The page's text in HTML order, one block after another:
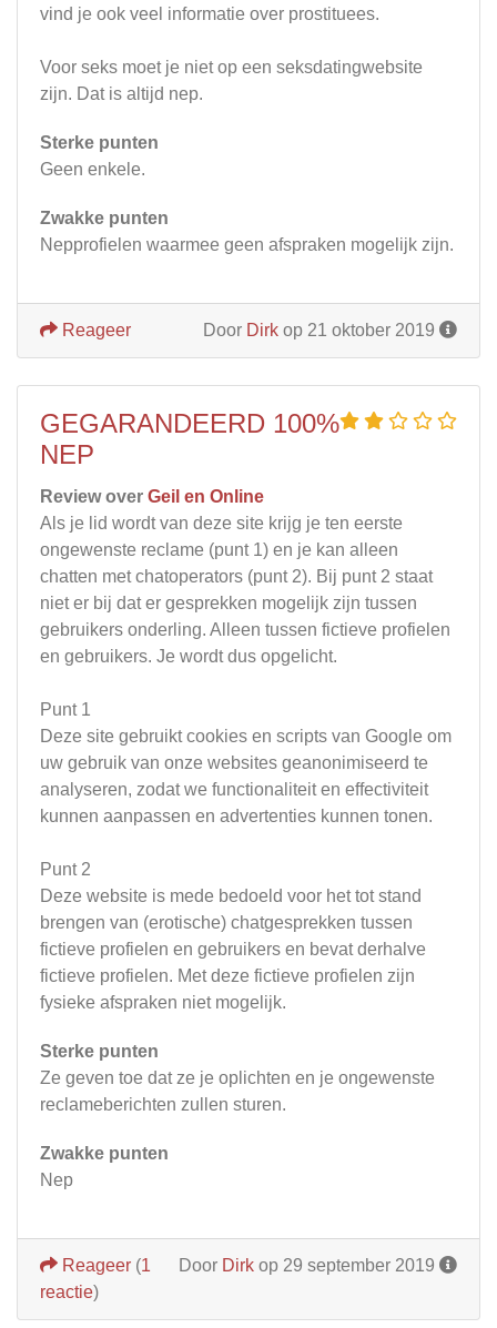
vind je ook veel informatie over prostituees.
Voor seks moet je niet op een seksdatingwebsite
zijn. Dat is altijd nep.
Sterke punten
Geen enkele.
Zwakke punten
Nepprofielen waarmee geen afspraken mogelijk zijn.
Door Dirk op 21 oktober 2019
Reageer
GEGARANDEERD 100%
NEP
Review over Geil en Online
Als je lid wordt van deze site krijg je ten eerste
ongewenste reclame (punt 1) en je kan alleen
chatten met chatoperators (punt 2). Bij punt 2 staat
niet er bij dat er gesprekken mogelijk zijn tussen
gebruikers onderling. Alleen tussen fictieve profielen
en gebruikers. Je wordt dus opgelicht.
Punt 1
Deze site gebruikt cookies en scripts van Google om
uw gebruik van onze websites geanonimiseerd te
analyseren, zodat we functionaliteit en effectiviteit
kunnen aanpassen en advertenties kunnen tonen.
Punt 2
Deze website is mede bedoeld voor het tot stand
brengen van (erotische) chatgesprekken tussen
fictieve profielen en gebruikers en bevat derhalve
fictieve profielen. Met deze fictieve profielen zijn
fysieke afspraken niet mogelijk.
Sterke punten
Ze geven toe dat ze je oplichten en je ongewenste
reclameberichten zullen sturen.
Zwakke punten
Nep
Door Dirk op 29 september 2019
Reageer (1
reactie)